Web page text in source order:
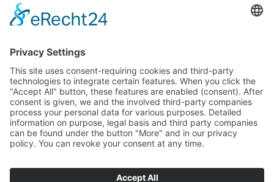
Redakce bbkult.net
Centrum Bavaria Bohemia (CeBB)
Dr. Veronika Hofinger
Freyung 1, 92539 Schönsee
Tel.:+49 (0)9674 / 92 48 78
veronika.hofinger@cebb.de